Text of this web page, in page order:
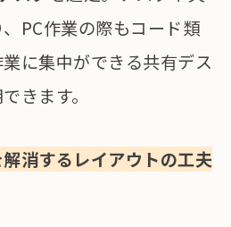
PC作業の際もコード類
に集中ができる共有デス
きます。
消するレイアウトの工夫